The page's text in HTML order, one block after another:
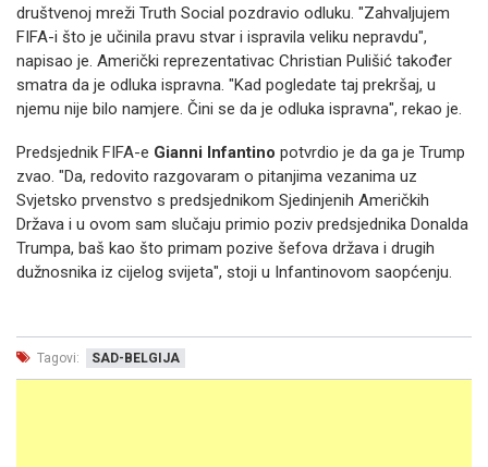
društvenoj mreži Truth Social pozdravio odluku. "Zahvaljujem
FIFA-i što je učinila pravu stvar i ispravila veliku nepravdu",
napisao je. Američki reprezentativac Christian Pulišić također
smatra da je odluka ispravna. "Kad pogledate taj prekršaj, u
njemu nije bilo namjere. Čini se da je odluka ispravna", rekao je.
Predsjednik FIFA-e Gianni Infantino potvrdio je da ga je Trump
zvao. "Da, redovito razgovaram o pitanjima vezanima uz
Svjetsko prvenstvo s predsjednikom Sjedinjenih Američkih
Država i u ovom sam slučaju primio poziv predsjednika Donalda
Trumpa, baš kao što primam pozive šefova država i drugih
dužnosnika iz cijelog svijeta", stoji u Infantinovom saopćenju.
Tagovi: SAD-BELGIJA